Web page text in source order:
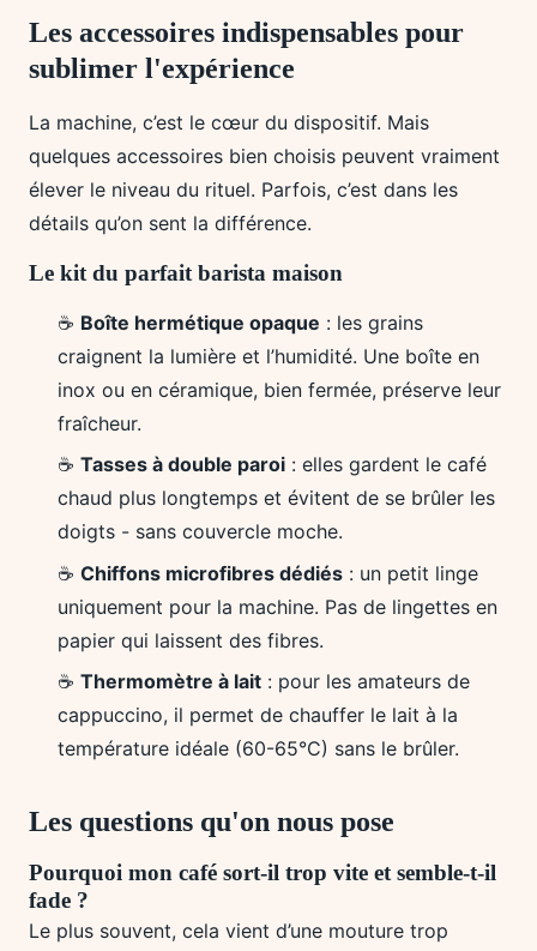
Les accessoires indispensables pour
sublimer l'expérience
La machine, c’est le cœur du dispositif. Mais
quelques accessoires bien choisis peuvent vraiment
élever le niveau du rituel. Parfois, c’est dans les
détails qu’on sent la différence.
Le kit du parfait barista maison
☕ Boîte hermétique opaque : les grains
craignent la lumière et l’humidité. Une boîte en
inox ou en céramique, bien fermée, préserve leur
fraîcheur.
☕ Tasses à double paroi : elles gardent le café
chaud plus longtemps et évitent de se brûler les
doigts - sans couvercle moche.
☕ Chiffons microfibres dédiés : un petit linge
uniquement pour la machine. Pas de lingettes en
papier qui laissent des fibres.
☕ Thermomètre à lait : pour les amateurs de
cappuccino, il permet de chauffer le lait à la
température idéale (60-65°C) sans le brûler.
Les questions qu'on nous pose
Pourquoi mon café sort-il trop vite et semble-t-il
fade ?
Le plus souvent, cela vient d’une mouture trop